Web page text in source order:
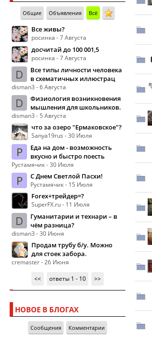
Общие Объявления Всё
Все живы?
росинка - 7 Августа
досчитай до 100 001,5
росинка - 7 Августа
D
Все типы личности человека
в схематичных иллюстрац
disman3 - 6 Августа
D
Физиология возникновения
мышления для школьников.
disman3 - 5 Августа
что за озеро "Ермаковское"?
Sanya19rus - 30 Июля
Р
Еда на дом - возможность
вкусно и быстро поесть
Рустамячик - 30 Июля
Р С Днем Светлой Пасхи!
Рустамячик - 15 Июля
Forex+трейдер=?
SuperFX.ru - 11 Июля
D
Гуманитарии и технари – в
чём разница?
disman3 - 30 Июня
Продам трубу б/у. Можно
для стоек забора.
cremaster - 26 Июня
<<
ответы 1 - 10 >>
НОВОЕ В БЛОГАХ
Сообщения Комментарии